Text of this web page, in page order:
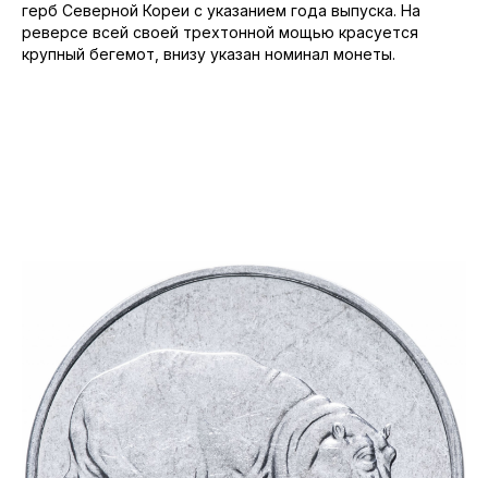
герб Северной Кореи с указанием года выпуска. На
реверсе всей своей трехтонной мощью красуется
крупный бегемот, внизу указан номинал монеты.